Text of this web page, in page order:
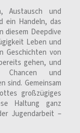
Austausch und
ein Handeln, das
diesem Deepdive
Leben und
Geschichten von
gehen, und
und
sind. Gemeinsam
großzügiges
Haltung ganz
Jugendarbeit –